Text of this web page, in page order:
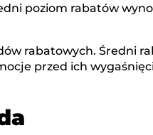
poziom rabatów
rabatowych. Średni
przed ich